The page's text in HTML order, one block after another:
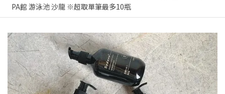
PA館 游泳池 沙龍 ※超取單筆最多10瓶